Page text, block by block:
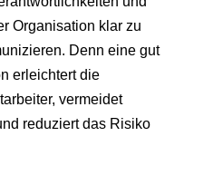
Organisation klar zu
Denn eine gut
erleichtert die
vermeidet
reduziert das Risiko